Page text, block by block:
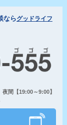
ならグッドライフ
間【19:00～9:00】